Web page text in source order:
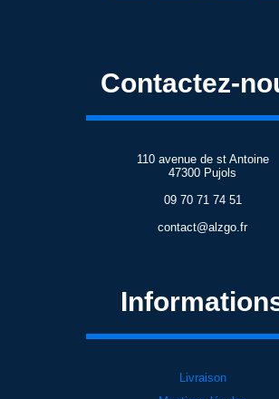
Contactez-
110 avenue de st Antoine
47300 Pujols
09 70 71 74 51
contact@alzgo.fr
Livraison